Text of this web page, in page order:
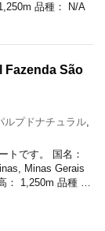
品種： N/A
Fazenda São
ルプドナチュラル,
トです。 国名：
Minas Gerais
： 1,250m 品種 …